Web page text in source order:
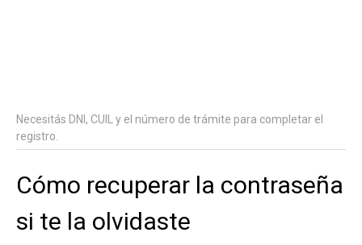
Necesitás DNI, CUIL y el número de trámite para completar el
registro.
Cómo recuperar la contraseña
si te la olvidaste